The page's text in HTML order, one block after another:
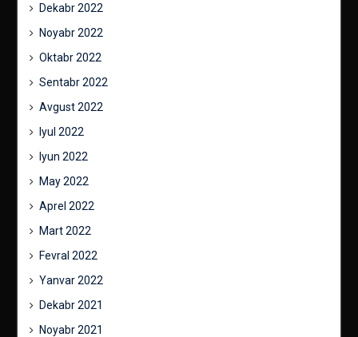
Dekabr 2022
Noyabr 2022
Oktabr 2022
Sentabr 2022
Avgust 2022
Iyul 2022
Iyun 2022
May 2022
Aprel 2022
Mart 2022
Fevral 2022
Yanvar 2022
Dekabr 2021
Noyabr 2021